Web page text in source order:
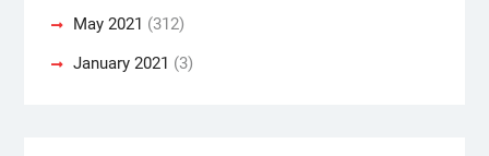
May 2021 (312)
January 2021 (3)